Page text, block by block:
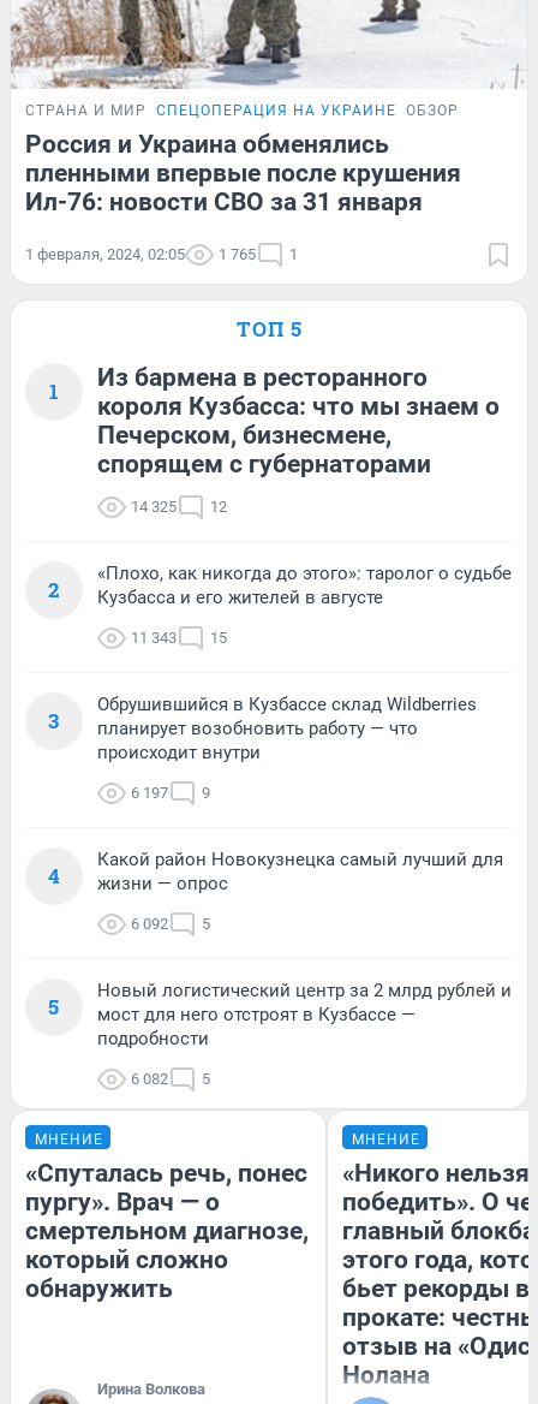
СТРАНА И МИР СПЕЦОПЕРАЦИЯ НА УКРАИНЕ ОБЗОР
Россия и Украина обменялись
пленными впервые после крушения
Ил-76: новости СВО за 31 января
1 февраля, 2024, 02:05 1 765 1
ТОП 5
1
Из бармена в ресторанного
короля Кузбасса: что мы знаем о
Печерском, бизнесмене,
спорящем с губернаторами
14 325 12
2
«Плохо, как никогда до этого»: таролог о судьбе
Кузбасса и его жителей в августе
11 343 15
3
Обрушившийся в Кузбассе склад Wildberries
планирует возобновить работу — что
происходит внутри
6 197 9
4
Какой район Новокузнецка самый лучший для
жизни — опрос
6 092 5
5
Новый логистический центр за 2 млрд рублей и
мост для него отстроят в Кузбассе —
подробности
6 082 5
МНЕНИЕ
«Спуталась речь, понес
пургу». Врач — о
смертельном диагнозе,
который сложно
обнаружить
Ирина Волкова
МНЕНИЕ
«Никого нельзя
победить». О
главный
этого года,
бьет рекорды в
прокате:
отзыв на
Нолана